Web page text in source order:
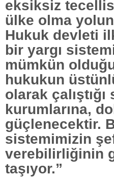
eksiksiz
ülke olma
Hukuk devleti
bir yargı
mümkün
hukukun
olarak
kurumlarına,
güçlenecektir.
sistemimizin
verebilirliğinin
taşıyor.”